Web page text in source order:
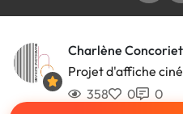
Charlène Concoriet
Projet d'affiche
358 0
0